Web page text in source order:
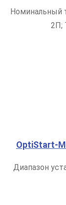
Номинальный
2П;
OptiStart-
Диапазон